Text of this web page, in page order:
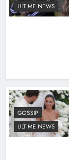
ULTIME NEWS
GOSSIP
ULTIME NEWS